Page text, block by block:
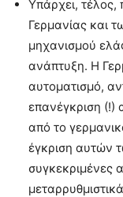
Υπάρχει,
Γερμανίας και
μηχανισμού
ανάπτυξη. Η
αυτοματισμό,
επανέγκριση (!)
από το
έγκριση αυτών
συγκεκριμένες